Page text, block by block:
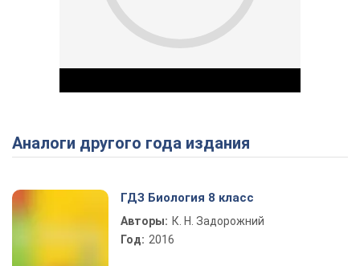
Play Video
Аналоги другого года издания
ГДЗ Биология 8 класс
Авторы: К. Н. Задорожний
Год: 2016